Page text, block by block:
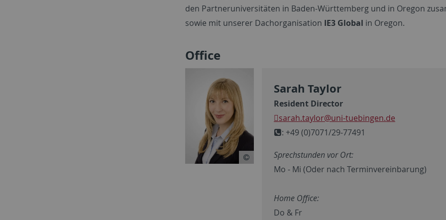
den Partneruniversitäten in Baden-Württemberg und in Oregon
sowie mit unserer Dachorganisation IE3 Global in Oregon.
Office
Sarah Taylor
Resident Director
sarah.taylor@uni-tuebingen.de
: +49 (0)7071/29-77491
Sprechstunden vor Ort:
Mo - Mi (Oder nach Terminvereinbarung)
Home Office:
Do & Fr